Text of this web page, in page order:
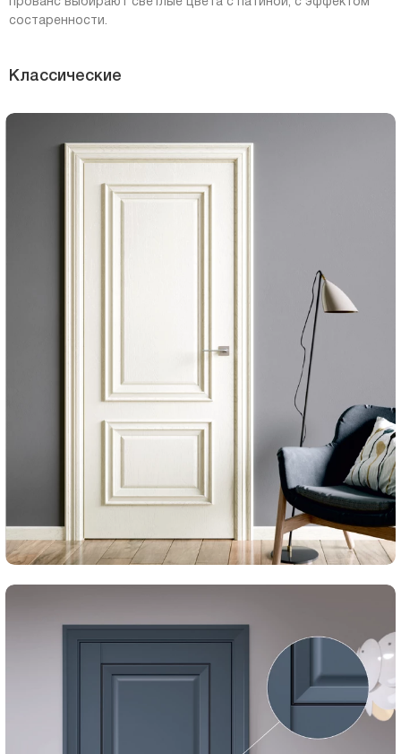
прованс выбирают светлые цвета с патиной, с эффектом
состаренности.
Классические